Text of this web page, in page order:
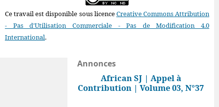
Ce travail est disponible sous licenceCreative Commons Attribution
- Pas d'Utilisation Commerciale - Pas de Modification 4.0
International.
Annonces
African SJ | Appel à
Contribution | Volume 03, N°37